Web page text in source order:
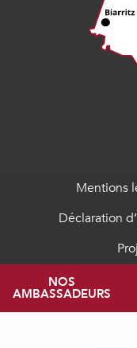
Mentions
Déclaration
NOS
AMBASSADEURS